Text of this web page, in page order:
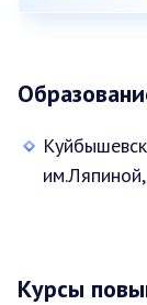
Курсы